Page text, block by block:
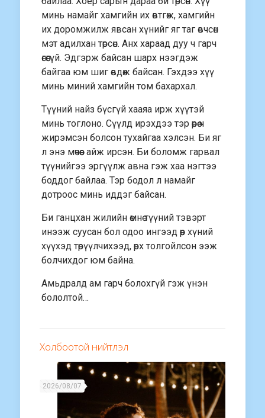
минь намайг хамгийн их өвтгөж, хамгийн
их доромжилж явсан хүнийг яг таг өвчсөн
мэт адилхан төрсөн. Анх хараад дуу ч гарч
өгөөгүй. Эдгэрж байсан шарх нээгдэж
байгаа юм шиг өвдөж байсан. Гэхдээ хүү
минь миний хамгийн том бахархал.
Түүний найз бүсгүй хааяа ирж хүүтэй
минь тоглоно. Сүүлд ирэхдээ тэр өөрөө ч
жирэмсэн болсон тухайгаа хэлсэн. Би яг
л энэ мөчөөс айж ирсэн. Би боломж гарвал
түүнийгээ эргүүлж авна гэж хаа нэгтээ
боддог байлаа. Тэр бодол л намайг
дотроос минь иддэг байсан.
Би ганцхан жилийн өмнө түүний тэвэрт
инээж суусан бол одоо ингээд өөр хүний
хүүхэд төрүүлчихээд, өрх толгойлсон ээж
болчихдог юм байна.
Амьдралд ам гарч болохгүй гэж үнэн
бололтой…
Холбоотой нийтлэл
2026/08/07